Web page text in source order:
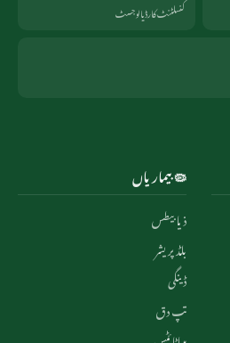
کنسلٹنٹ کارڈیالوجسٹ
🦠 بیماریاں
ذیابیطس
بلڈ پریشر
ڈینگی
تپ دق